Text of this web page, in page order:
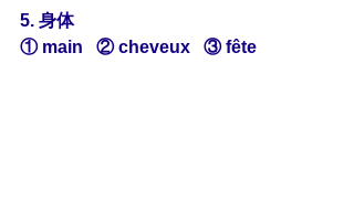
5. 身体
① main   ② cheveux   ③ fête